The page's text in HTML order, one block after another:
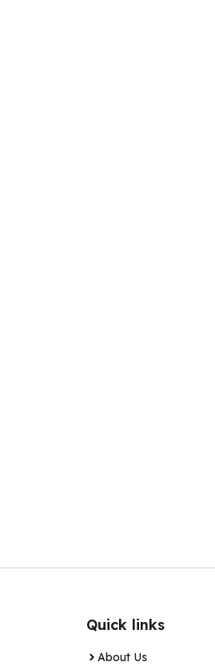
Quick links
About Us